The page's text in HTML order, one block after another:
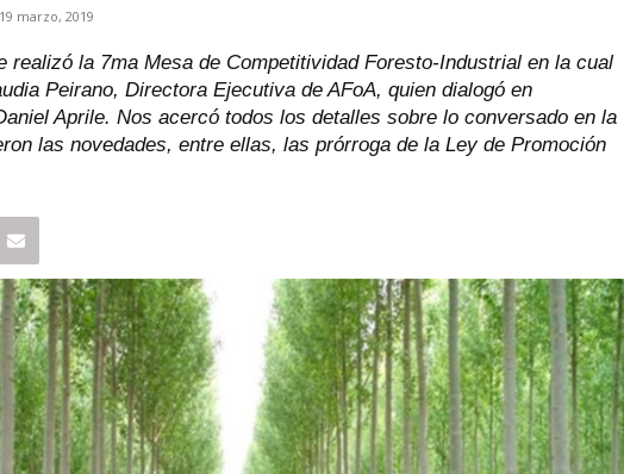
19 marzo, 2019
realizó la 7ma Mesa de Competitividad Foresto-Industrial en la cual
Peirano, Directora Ejecutiva de AFoA, quien dialogó en
Aprile. Nos acercó todos los detalles sobre lo conversado en la
las novedades, entre ellas, las prórroga de la Ley de Promoción